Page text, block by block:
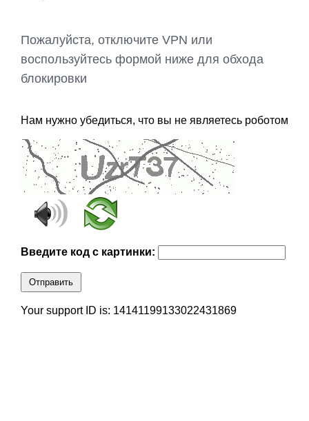
Пожалуйста, отключите VPN или
воспользуйтесь формой ниже для обхода
блокировки
Нам нужно убедиться, что вы не являетесь роботом
Введите код с картинки:
Отправить
Your support ID is: 14141199133022431869